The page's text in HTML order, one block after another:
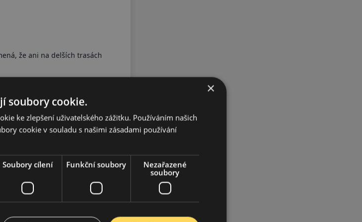
že ani na delších trasách
silnicích. Je dobrou volbou pro
jízdu nebo extrémní zimní
×
soubory cookie.
ke zlepšení uživatelského zážitku. Používáním našich
cookie v souladu s našimi zásadami používání
Soubory cílení Funkční soubory
Nezařazené
soubory